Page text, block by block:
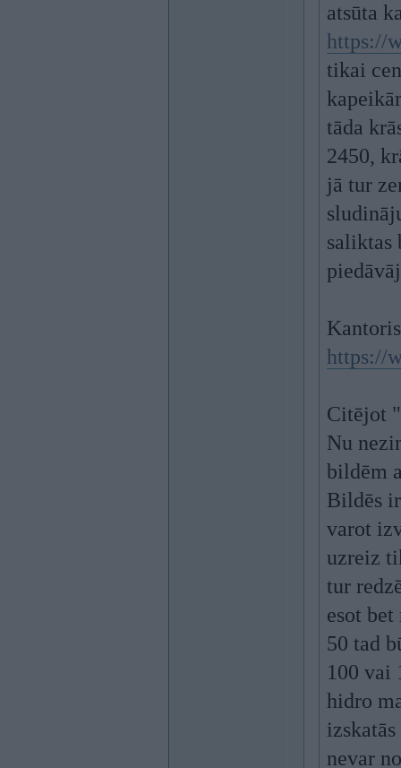
atsūta
https://
tikai
tāda
2450,
jā tur
saliktas
https://
Citējot
Nu
bildēm
Bildēs
varot
uzreiz
tur
esot
50 tad
100 vai
hidro
nevar